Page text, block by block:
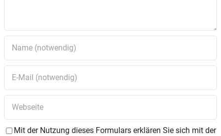
Mit der Nutzung dieses Formulars erklären Sie sich mit der